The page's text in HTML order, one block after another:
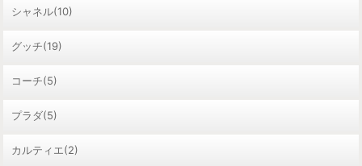
シャネル(10)
グッチ(19)
コーチ(5)
プラダ(5)
カルティエ(2)